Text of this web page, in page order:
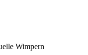
Wimpern